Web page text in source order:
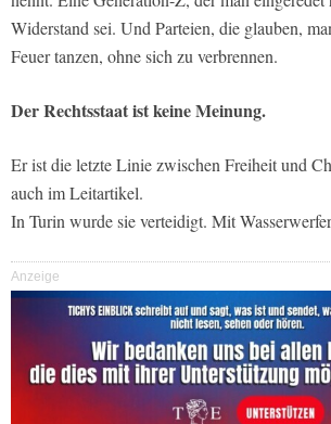
Widerstand sei. Und Parteien, die glauben,
Feuer tanzen, ohne sich zu verbrennen.
Der Rechtsstaat ist keine Meinung.
Er ist die letzte Linie zwischen Freiheit und
auch im Leitartikel.
In Turin wurde sie verteidigt. Mit
Anzeige